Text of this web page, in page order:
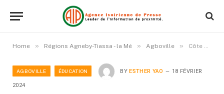
Home » Régions Agneby-Tiassa - la Mé » Agboville » Côte d’Ivoire-AIP/ Des stagiaires du lycée professionnel d’Agboville formés aux gestes de premiers secours et à la sécurité incendie
AGBOVILLE ÉDUCATION BY ESTHER YAO 18 FÉVRIER
2024